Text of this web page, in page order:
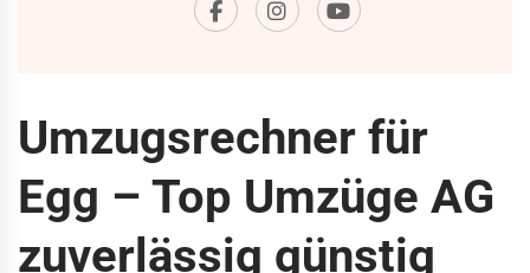
Umzugsrechner für
Egg – Top Umzüge AG
zuverlässig günstig